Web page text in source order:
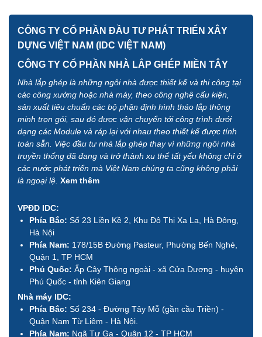
CÔNG TY CỔ PHẦN ĐẦU TƯ PHÁT TRIỂN XÂY
DỰNG VIỆT NAM (IDC VIỆT NAM)
CÔNG TY CỔ PHẦN NHÀ LẮP GHÉP MIỀN TÂY
Nhà lắp ghép là những ngôi nhà được thiết kế và thi công tại
các công xưởng hoặc nhà máy, theo công nghệ cấu kiện,
sản xuất tiêu chuẩn các bộ phận định hình tháo lắp thông
minh trọn gói, sau đó được vận chuyển tới công trình dưới
dạng các Module và ráp lại với nhau theo thiết kế được tính
toán sẵn. Việc đầu tư nhà lắp ghép thay vì những ngôi nhà
truyền thống đã đang và trở thành xu thế tất yếu không chỉ ở
các nước phát triển mà Việt Nam chúng ta cũng không phải
là ngoại lệ. Xem thêm
VPĐD IDC:
Phía Bắc: Số 23 Liền Kề 2, Khu Đô Thị Xa La, Hà Đông,
Hà Nội
Phía Nam: 178/15B Đường Pasteur, Phường Bến Nghé,
Quận 1, TP HCM
Phú Quốc: Ấp Cây Thông ngoài - xã Cửa Dương - huyện
Phú Quốc - tỉnh Kiên Giang
Nhà máy IDC:
Phía Bắc: Số 234 - Đường Tây Mỗ (gần cầu Triền) -
Quận Nam Từ Liêm - Hà Nội.
Phía Nam: Ngã Tư Ga - Quận 12 - TP HCM